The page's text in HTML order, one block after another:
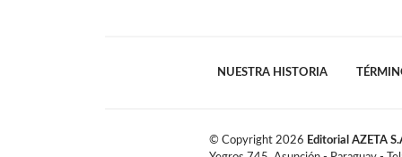
NUESTRA HISTORIA
© Copyright 2026 Editorial AZETA